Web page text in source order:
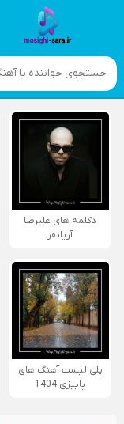
دکلمه های علیرضا
آریانفر
پلی لیست آهنگ های
پاییزی 1404